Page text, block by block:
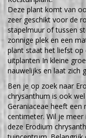
Deze plant komt van
zeer geschikt voor de
stapelmuur of tussen
zonnige plek en een
plant staat het liefst op
uitplanten In kleine
nauwelijks en laat zich
Ben je op zoek naar
chrysanthum is ook
Geraniaceae heeft een
centimeter. Wil je
deze Erodium